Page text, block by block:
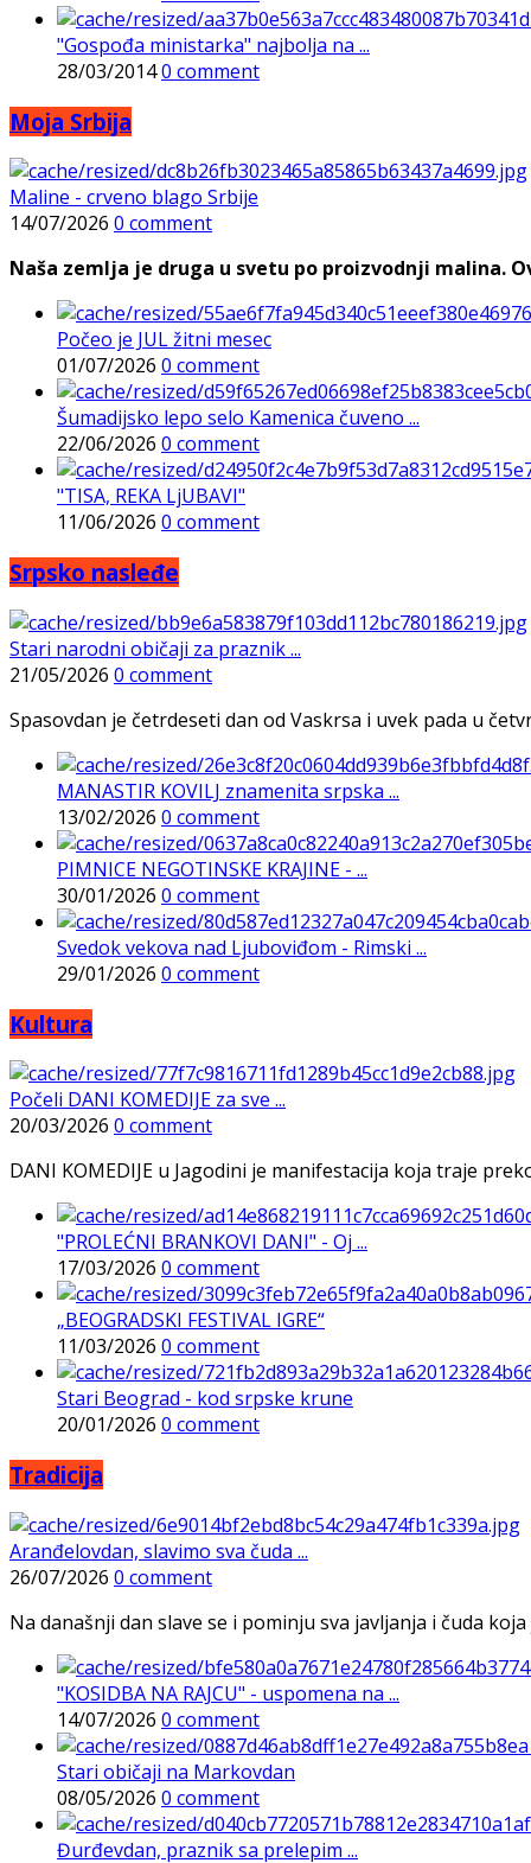
"Gospođa ministarka" najbolja na ...
28/03/20140 comment
Moja Srbija
Maline - crveno blago Srbije
14/07/2026 0 comment
Naša zemlja je druga u svetu po proizvodnji malina.
Počeo je JUL žitni mesec
01/07/2026 0 comment
Šumadijsko lepo selo Kamenica čuveno ...
22/06/2026 0 comment
"TISA, REKA LjUBAVI"
11/06/2026 0 comment
Srpsko nasleđe
Stari narodni običaji za praznik ...
21/05/2026 0 comment
Spasovdan je četrdeseti dan od Vaskrsa i uvek pada u
MANASTIR KOVILJ znamenita srpska ...
13/02/2026 0 comment
PIMNICE NEGOTINSKE KRAJINE - ...
30/01/2026 0 comment
Svedok vekova nad Ljuboviđom - Rimski ...
29/01/2026 0 comment
Kultura
Počeli DANI KOMEDIJE za sve ...
20/03/2026 0 comment
DANI KOMEDIJE u Jagodini je manifestacija koja traje
"PROLEĆNI BRANKOVI DANI" - Oj ...
17/03/2026 0 comment
„BEOGRADSKI FESTIVAL IGRE“
11/03/2026 0 comment
Stari Beograd - kod srpske krune
20/01/2026 0 comment
Tradicija
Aranđelovdan, slavimo sva čuda ...
26/07/2026 0 comment
Na današnji dan slave se i pominju sva javljanja i čuda
"KOSIDBA NA RAJCU" - uspomena na ...
14/07/2026 0 comment
Stari običaji na Markovdan
08/05/2026 0 comment
Đurđevdan, praznik sa prelepim ...